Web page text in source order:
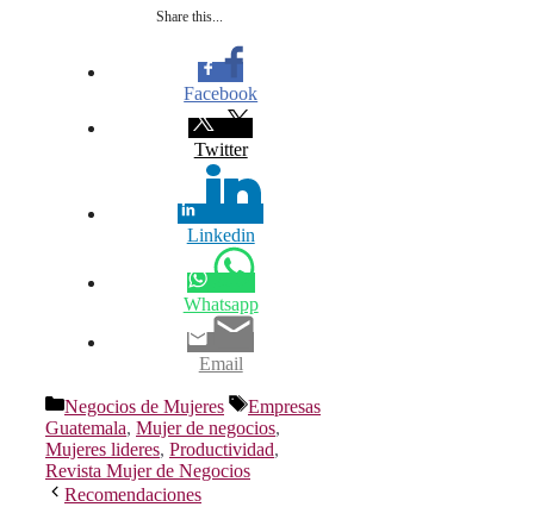
Share this...
Facebook
Twitter
Linkedin
Whatsapp
Email
Categorías
Negocios de Mujeres Etiquetas
Empresas
Guatemala, Mujer de negocios,
Mujeres lideres, Productividad,
Revista Mujer de Negocios
Recomendaciones